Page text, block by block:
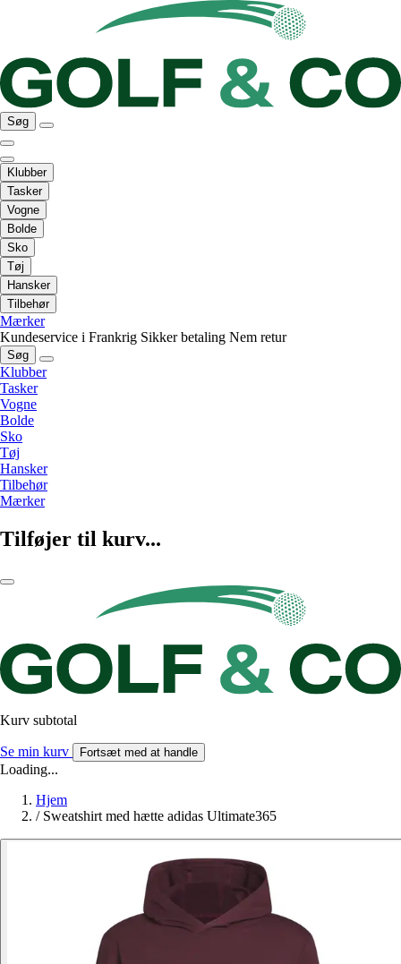
Søg
Klubber
Tasker
Vogne
Bolde
Sko
Tøj
Hansker
Tilbehør
Mærker
Kundeservice i Frankrig Sikker betaling Nem retur
Søg
Klubber
Tasker
Vogne
Bolde
Sko
Tøj
Hansker
Tilbehør
Mærker
Tilføjer til kurv...
Kurv subtotal
Se min kurv Fortsæt med at handle
Loading...
Hjem
/ Sweatshirt med hætte adidas Ultimate365